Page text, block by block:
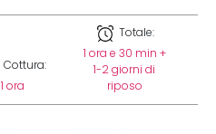
Cottura:
1 ora
Totale:
1 ora e 30 min +
1-2 giorni di
riposo